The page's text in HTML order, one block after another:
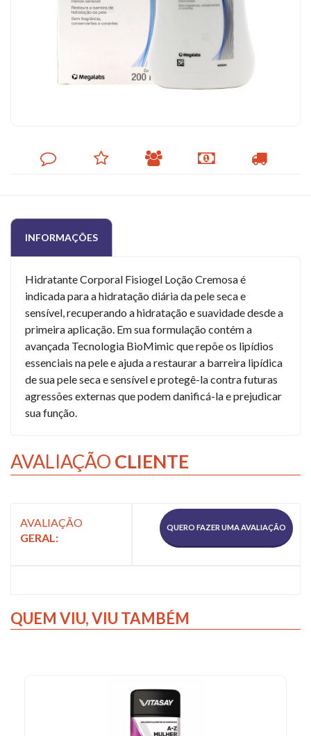
DEIXE
COMENTÁRIO
MINHA
INDIQUE
FORMAS
CALCULAR
FRETE
INFORMAÇÕES
Hidratante Corporal Fisiogel Loção Cremosa é
indicada para a hidratação diária da pele seca e
sensível, recuperando a hidratação e suavidade desde a
primeira aplicação. Em sua formulação contém a
avançada Tecnologia BioMimic que repõe os lipídios
essenciais na pele e ajuda a restaurar a barreira lipídica
de sua pele seca e sensível e protegê-la contra futuras
agressões externas que podem danificá-la e prejudicar
sua função.
AVALIAÇÃO CLIENTE
AVALIAÇÃO
GERAL:
QUERO FAZER UMA AVALIAÇÃO
QUEM VIU,VIU TAMBÉM